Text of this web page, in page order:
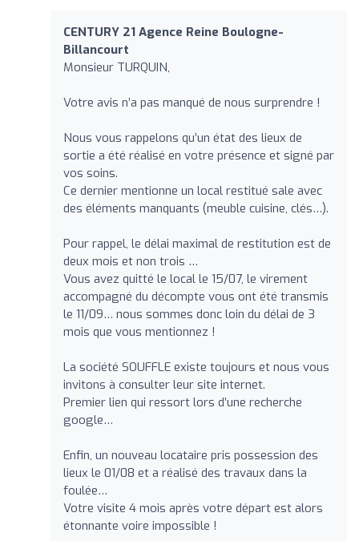
CENTURY 21 Agence Reine Boulogne-
Billancourt
Monsieur TURQUIN,
Votre avis n’a pas manqué de nous surprendre !
Nous vous rappelons qu’un état des lieux de
sortie a été réalisé en votre présence et signé par
vos soins.
Ce dernier mentionne un local restitué sale avec
des éléments manquants (meuble cuisine, clés…).
Pour rappel, le délai maximal de restitution est de
deux mois et non trois …
Vous avez quitté le local le 15/07, le virement
accompagné du décompte vous ont été transmis
le 11/09… nous sommes donc loin du délai de 3
mois que vous mentionnez !
La société SOUFFLE existe toujours et nous vous
invitons à consulter leur site internet.
Premier lien qui ressort lors d’une recherche
google…
Enfin, un nouveau locataire pris possession des
lieux le 01/08 et a réalisé des travaux dans la
foulée…
Votre visite 4 mois après votre départ est alors
étonnante voire impossible !